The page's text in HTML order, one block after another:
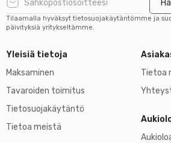
Tilaamalla hyväksyt tietosuojakäytäntömme ja
päivityksiä yritykseltämme.
Yleisiä tietoja
Maksaminen
Tavaroiden toimitus
Tietosuojakäytäntö
Tietoa meistä
Tietoa